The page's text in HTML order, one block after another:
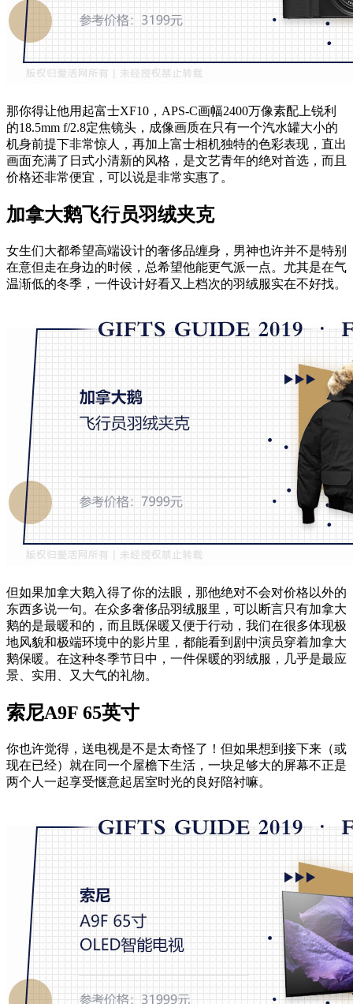
那你得让他用起富士XF10，APS-C画幅2400万像素配上锐利
的18.5mm f/2.8定焦镜头，成像画质在只有一个汽水罐大小的
机身前提下非常惊人，再加上富士相机独特的色彩表现，直出
画面充满了日式小清新的风格，是文艺青年的绝对首选，而且
价格还非常便宜，可以说是非常实惠了。
加拿大鹅飞行员羽绒夹克
女生们大都希望高端设计的奢侈品缠身，男神也许并不是特别
在意但走在身边的时候，总希望他能更气派一点。尤其是在气
温渐低的冬季，一件设计好看又上档次的羽绒服实在不好找。
但如果加拿大鹅入得了你的法眼，那他绝对不会对价格以外的
东西多说一句。在众多奢侈品羽绒服里，可以断言只有加拿大
鹅的是最暖和的，而且既保暖又便于行动，我们在很多体现极
地风貌和极端环境中的影片里，都能看到剧中演员穿着加拿大
鹅保暖。在这种冬季节日中，一件保暖的羽绒服，几乎是最应
景、实用、又大气的礼物。
索尼A9F 65英寸
你也许觉得，送电视是不是太奇怪了！但如果想到接下来（或
现在已经）就在同一个屋檐下生活，一块足够大的屏幕不正是
两个人一起享受惬意起居室时光的良好陪衬嘛。